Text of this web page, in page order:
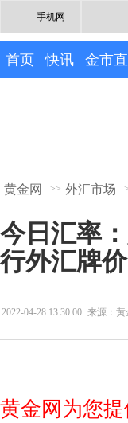
手机网
首页 快讯 金市
黄金网 >> 外汇市场
今日汇率
行外汇牌
2022-04-28 13:30:00 来源：黄
黄金网为您